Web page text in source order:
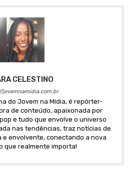
CELESTINO
jovemnamidia.com.br
do Jovem na Mídia, é repórter-
de conteúdo, apaixonada por
e tudo que envolve o universo
nas tendências, traz notícias de
e envolvente, conectando a nova
que realmente importa!